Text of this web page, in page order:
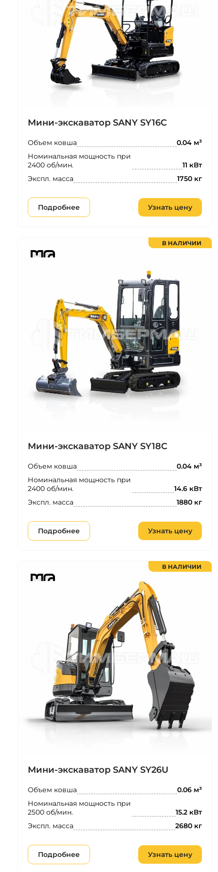
Мини-экскаватор SANY SY16C
Объем ковша 0.04 м³
Номинальная мощность при
2400 об/мин.
11 кВт
Экспл. масса 1750 кг
Подробнее Узнать цену
В НАЛИЧИИ
Мини-экскаватор SANY SY18C
Объем ковша 0.04 м³
Номинальная мощность при
2400 об/мин.
14.6 кВт
Экспл. масса 1880 кг
Подробнее Узнать цену
В НАЛИЧИИ
Мини-экскаватор SANY SY26U
Объем ковша 0.06 м³
Номинальная мощность при
2500 об/мин.
15.2 кВт
Экспл. масса 2680 кг
Подробнее Узнать цену